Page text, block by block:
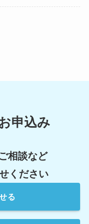
申込み
相談など
ください
る